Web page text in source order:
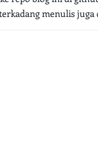
menulis juga